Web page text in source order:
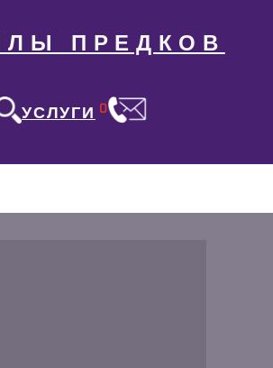
ПРЕДКОВ
УСЛУГИ 0